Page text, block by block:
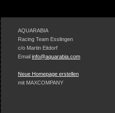
AQUARABIA
Racing Team Esslingen
c/o Martin Eitdorf
Email info@aquarabia.com
Neue Homepage erstellen
mit MAXCOMPANY